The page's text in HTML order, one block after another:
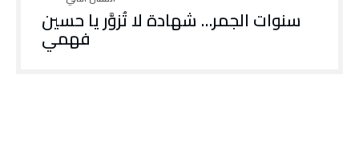
سنوات الجمر… شهادة لا تُزوَّر يا حسين
فهمي